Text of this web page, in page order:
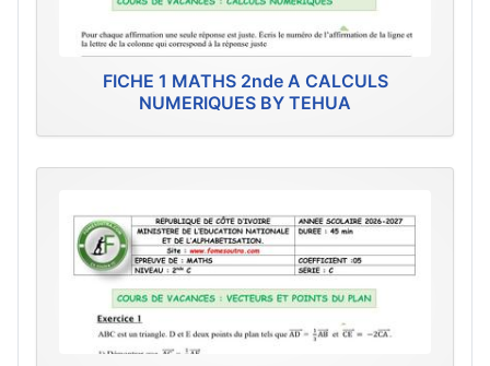
FICHE 1 MATHS 2nde A CALCULS
NUMERIQUES BY TEHUA